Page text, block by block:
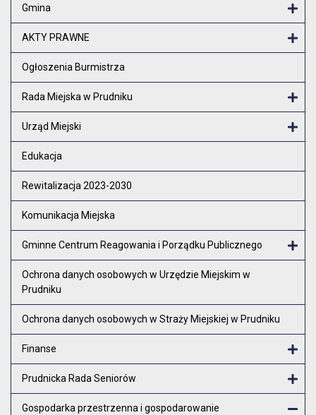
Gmina
AKTY PRAWNE
Ogłoszenia Burmistrza
Rada Miejska w Prudniku
Urząd Miejski
Edukacja
Rewitalizacja 2023-2030
Komunikacja Miejska
Gminne Centrum Reagowania i Porządku Publicznego
Ochrona danych osobowych w Urzędzie Miejskim w
Prudniku
Ochrona danych osobowych w Straży Miejskiej w Prudniku
Finanse
Prudnicka Rada Seniorów
Gospodarka przestrzenna i gospodarowanie